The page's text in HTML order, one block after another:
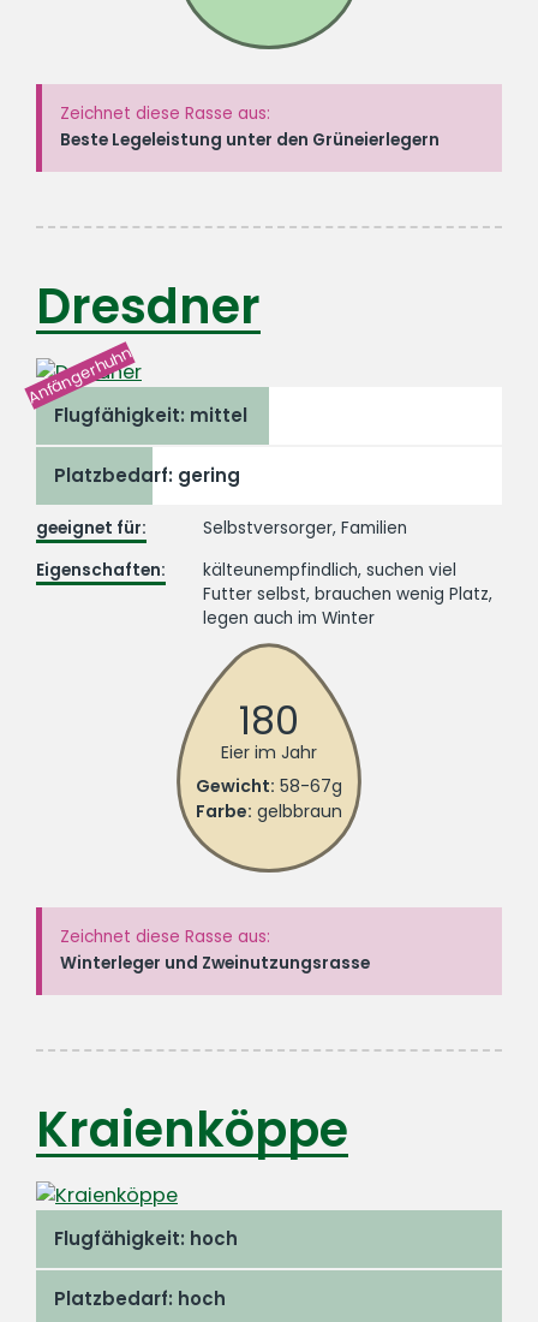
Zeichnet diese Rasse aus:
Beste Legeleistung unter den Grüneierlegern
Dresdner
Flugfähigkeit: mittel
Platzbedarf: gering
Anfängerhuhn
geeignet für:
Selbstversorger, Familien
Eigenschaften:
kälteunempfindlich, suchen viel
Futter selbst, brauchen wenig Platz,
legen auch im Winter
180
Eier im Jahr
Gewicht: 58-67g
Farbe: gelbbraun
Zeichnet diese Rasse aus:
Winterleger und Zweinutzungsrasse
Kraienköppe
Flugfähigkeit: hoch
Platzbedarf: hoch